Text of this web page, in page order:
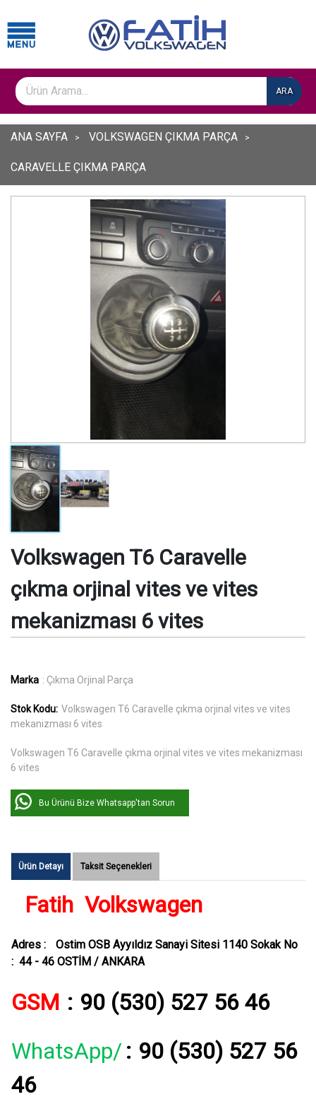
ARA
ANA SAYFA VOLKSWAGEN ÇIKMA PARÇA
CARAVELLE ÇIKMA PARÇA
Volkswagen T6 Caravelle
çıkma orjinal vites ve vites
mekanizması 6 vites
Marka : Çıkma Orjinal Parça
Stok Kodu: Volkswagen T6 Caravelle çıkma orjinal vites ve vites
mekanizması 6 vites
Volkswagen T6 Caravelle çıkma orjinal vites ve vites mekanizması
6 vites
Bu Ürünü Bize Whatsapp'tan Sorun
Ürün Detayı Taksit Seçenekleri
Fatih Volkswagen
Adres :
Ostim OSB Ayyıldız Sanayi Sitesi 1140 Sokak No
: 44 - 46 OSTİM / ANKARA
GSM : 90 (530) 527 56 46
WhatsApp/ : 90 (530) 527 56
46